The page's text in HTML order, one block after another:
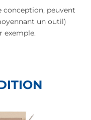
conception, peuvent
un outil)
exemple.